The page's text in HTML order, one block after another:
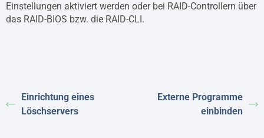
Einstellungen aktiviert werden oder bei RAID-Controllern über
das RAID-BIOS bzw. die RAID-CLI.
Einrichtung eines
Löschservers
Externe Programme
einbinden